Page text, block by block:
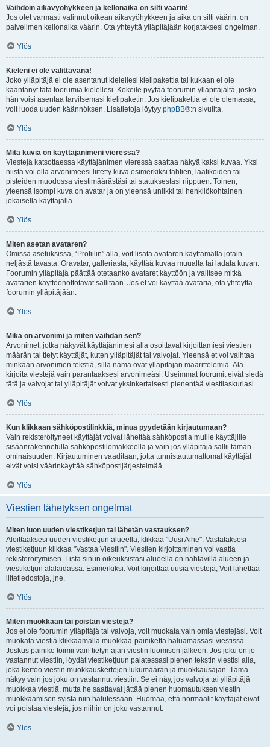
Vaihdoin aikavyöhykkeen ja kellonaika on silti väärin!
Jos olet varmasti valinnut oikean aikavyöhykkeen ja aika on silti väärin, on
palvelimen kellonaika väärin. Ota yhteyttä ylläpitäjään korjataksesi ongelman.
Ylös
Kieleni ei ole valittavana!
Joko ylläpitäjä ei ole asentanut kielellesi kielipakettia tai kukaan ei ole
kääntänyt tätä foorumia kielellesi. Kokeile pyytää foorumin ylläpitäjältä, josko
hän voisi asentaa tarvitsemasi kielipaketin. Jos kielipakettia ei ole olemassa,
voit luoda uuden käännöksen. Lisätietoja löytyy phpBB®:n sivuilta.
Ylös
Mitä kuvia on käyttäjänimeni vieressä?
Viestejä katsottaessa käyttäjänimen vieressä saattaa näkyä kaksi kuvaa. Yksi
niistä voi olla arvonimeesi liitetty kuva esimerkiksi tähtien, laatikoiden tai
pisteiden muodossa viestimäärästäsi tai statuksestasi riippuen. Toinen,
yleensä isompi kuva on avatar ja on yleensä uniikki tai henkilökohtainen
jokaisella käyttäjällä.
Ylös
Miten asetan avataren?
Omissa asetuksissa, “Profiilin” alla, voit lisätä avataren käyttämällä jotain
neljästä tavasta: Gravatar, galleriasta, käyttää kuvaa muualta tai ladata kuvan.
Foorumin ylläpitäjä päättää otetaanko avataret käyttöön ja valitsee mitkä
avatarien käyttöönottotavat sallitaan. Jos et voi käyttää avataria, ota yhteyttä
foorumin ylläpitäjään.
Ylös
Mikä on arvonimi ja miten vaihdan sen?
Arvonimet, jotka näkyvät käyttäjänimesi alla osoittavat kirjoittamiesi viestien
määrän tai tietyt käyttäjät, kuten ylläpitäjät tai valvojat. Yleensä et voi vaihtaa
minkään arvonimen tekstiä, sillä nämä ovat ylläpitäjän määrittelemiä. Älä
kirjoita viestejä vain parantaaksesi arvonimeäsi. Useimmat foorumit eivät siedä
tätä ja valvojat tai ylläpitäjät voivat yksinkertaisesti pienentää viestilaskuriasi.
Ylös
Kun klikkaan sähköpostilinkkiä, minua pyydetään kirjautumaan?
Vain rekisteröityneet käyttäjät voivat lähettää sähköpostia muille käyttäjille
sisäänrakennetulla sähköpostilomakkeella ja vain jos ylläpitäjä sallii tämän
ominaisuuden. Kirjautuminen vaaditaan, jotta tunnistautumattomat käyttäjät
eivät voisi väärinkäyttää sähköpostijärjestelmää.
Ylös
Viestien lähetyksen ongelmat
Miten luon uuden viestiketjun tai lähetän vastauksen?
Aloittaaksesi uuden viestiketjun alueella, klikkaa "Uusi Aihe". Vastataksesi
viestiketjuun klikkaa "Vastaa Viestiin". Viestien kirjoittaminen voi vaatia
rekisteröitymisen. Lista sinun oikeuksistasi alueella on nähtävillä alueen ja
viestiketjun alalaidassa. Esimerkiksi: Voit kirjoittaa uusia viestejä, Voit lähettää
liitetiedostoja, jne.
Ylös
Miten muokkaan tai poistan viestejä?
Jos et ole foorumin ylläpitäjä tai valvoja, voit muokata vain omia viestejäsi. Voit
muokata viestiä klikkaamalla muokkaa-painiketta haluamassasi viestissä.
Joskus painike toimii vain tietyn ajan viestin luomisen jälkeen. Jos joku on jo
vastannut viestiin, löydät viestiketjuun palatessasi pienen tekstin viestisi alla,
joka kertoo viestin muokkauskertojen lukumäärän ja muokkausajan. Tämä
näkyy vain jos joku on vastannut viestiin. Se ei näy, jos valvoja tai ylläpitäjä
muokkaa viestiä, mutta he saattavat jättää pienen huomautuksen viestin
muokkaamisen syistä niin halutessaan. Huomaa, että normaalit käyttäjät eivät
voi poistaa viestejä, jos niihin on joku vastannut.
Ylös